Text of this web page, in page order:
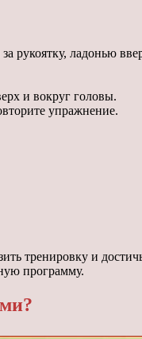
рукоятку, ладонью
и вокруг головы.
упражнение.
тренировку и
программу.